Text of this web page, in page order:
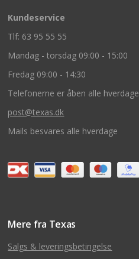
Kundeservice
Tlf: 63 95 55 55
Mandag - torsdag 09:00 - 15:00
Fredag 09:00 - 14:30
Telefonerne er åben alle hverdage
post@texas.dk
Mails besvares alle hverdage
Mere fra Texas
Salgs & leveringsbetingelse